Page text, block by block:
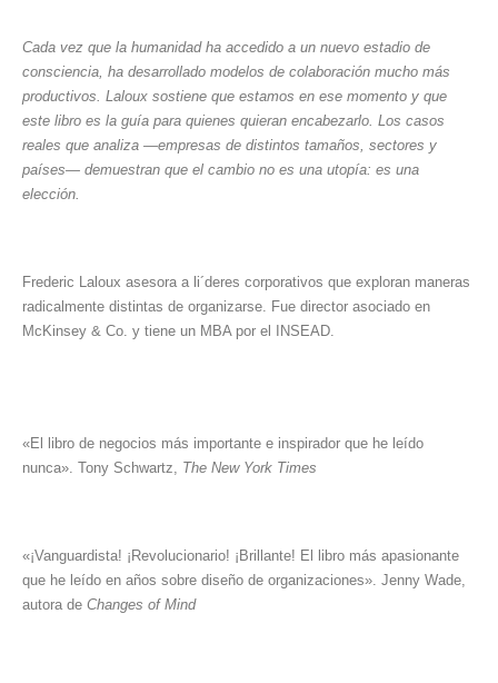
Cada vez que la humanidad ha accedido a un nuevo estadio de
consciencia, ha desarrollado modelos de colaboración mucho más
productivos. Laloux sostiene que estamos en ese momento y que
este libro es la guía para quienes quieran encabezarlo. Los casos
reales que analiza —empresas de distintos tamaños, sectores y
países— demuestran que el cambio no es una utopía: es una
elección.
Frederic Laloux asesora a li´deres corporativos que exploran maneras
radicalmente distintas de organizarse. Fue director asociado en
McKinsey & Co. y tiene un MBA por el INSEAD.
«El libro de negocios más importante e inspirador que he leído
nunca». Tony Schwartz, The New York Times
«¡Vanguardista! ¡Revolucionario! ¡Brillante! El libro más apasionante
que he leído en años sobre diseño de organizaciones». Jenny Wade,
autora de Changes of Mind